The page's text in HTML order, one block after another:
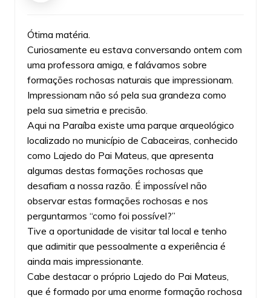
Ótima matéria.
Curiosamente eu estava conversando ontem com
uma professora amiga, e falávamos sobre
formações rochosas naturais que impressionam.
Impressionam não só pela sua grandeza como
pela sua simetria e precisão.
Aqui na Paraíba existe uma parque arqueológico
localizado no município de Cabaceiras, conhecido
como Lajedo do Pai Mateus, que apresenta
algumas destas formações rochosas que
desafiam a nossa razão. É impossível não
observar estas formações rochosas e nos
perguntarmos “como foi possível?”
Tive a oportunidade de visitar tal local e tenho
que adimitir que pessoalmente a experiência é
ainda mais impressionante.
Cabe destacar o próprio Lajedo do Pai Mateus,
que é formado por uma enorme formação rochosa